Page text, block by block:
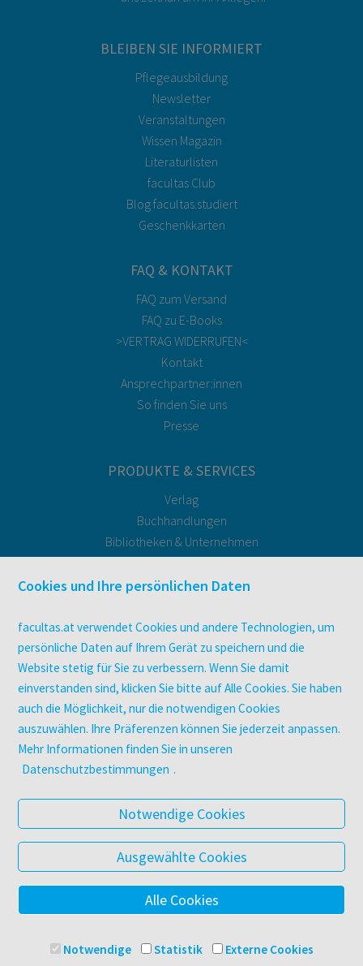
BLEIBEN SIE INFORMIERT
Pflegeausbildung
Newsletter
Veranstaltungen
Wissen Magazin
Literaturlisten
facultas Club
Blog facultas.studiert
Geschenkkarten
FAQ & KONTAKT
FAQ zum Versand
FAQ zu E-Books
>VERTRAG WIDERRUFEN<
Kontakt
Ansprechpartner:innen
So finden Sie uns
Presse
PRODUKTE & SERVICES
Verlag
Buchhandlungen
Bibliotheken & Unternehmen
Druckerei facultas druckt.
Zeitschriften
Digitale Angebote
UNTERNEHMEN
Über facultas
facultas Kooperationen
Arbeiten bei facultas
Datenschutz & Cookies
AGB
Barrierefreiheit
© 2025 Facultas Verlags- und Buchhandels AG
Cookies und Ihre persönlichen Daten
facultas.at verwendet Cookies und andere Technologien, um
persönliche Daten auf Ihrem Gerät zu speichern und die
Website stetig für Sie zu verbessern. Wenn Sie damit
einverstanden sind, klicken Sie bitte auf Alle Cookies. Sie haben
auch die Möglichkeit, nur die notwendigen Cookies
auszuwählen. Ihre Präferenzen können Sie jederzeit anpassen.
Mehr Informationen finden Sie in unseren
Datenschutzbestimmungen .
Notwendige Cookies
Ausgewählte Cookies
Alle Cookies
Notwendige Statistik Externe Cookies